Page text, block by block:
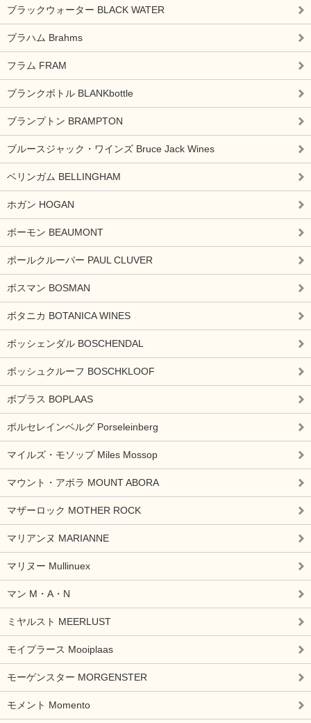
ブラックウォーター BLACK WATER
ブラハム Brahms
フラム FRAM
ブランクボトル BLANKbottle
ブランプトン BRAMPTON
ブルースジャック・ワインズ Bruce Jack Wines
ベリンガム BELLINGHAM
ホガン HOGAN
ボーモン BEAUMONT
ポールクルーバー PAUL CLUVER
ボスマン BOSMAN
ボタニカ BOTANICA WINES
ボッシェンダル BOSCHENDAL
ボッシュクルーフ BOSCHKLOOF
ボプラス BOPLAAS
ポルセレインベルグ Porseleinberg
マイルズ・モソップ Miles Mossop
マウント・アボラ MOUNT ABORA
マザーロック MOTHER ROCK
マリアンヌ MARIANNE
マリヌー Mullinuex
マン M・A・N
ミヤルスト MEERLUST
モイプラース Mooiplaas
モーゲンスター MORGENSTER
モメント Momento